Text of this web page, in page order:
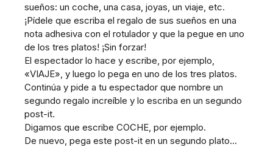
sueños: un coche, una casa, joyas, un viaje, etc.
¡Pídele que escriba el regalo de sus sueños en una
nota adhesiva con el rotulador y que la pegue en uno
de los tres platos! ¡Sin forzar!
El espectador lo hace y escribe, por ejemplo,
«VIAJE», y luego lo pega en uno de los tres platos.
Continúa y pide a tu espectador que nombre un
segundo regalo increíble y lo escriba en un segundo
post-it.
Digamos que escribe COCHE, por ejemplo.
De nuevo, pega este post-it en un segundo plato...